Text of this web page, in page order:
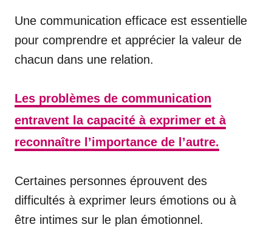
Une communication efficace est essentielle
pour comprendre et apprécier la valeur de
chacun dans une relation.
Les problèmes de communication
entravent la capacité à exprimer et à
reconnaître l’importance de l’autre.
Certaines personnes éprouvent des
difficultés à exprimer leurs émotions ou à
être intimes sur le plan émotionnel.